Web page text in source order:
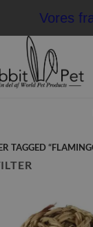
Vores
TAGGED